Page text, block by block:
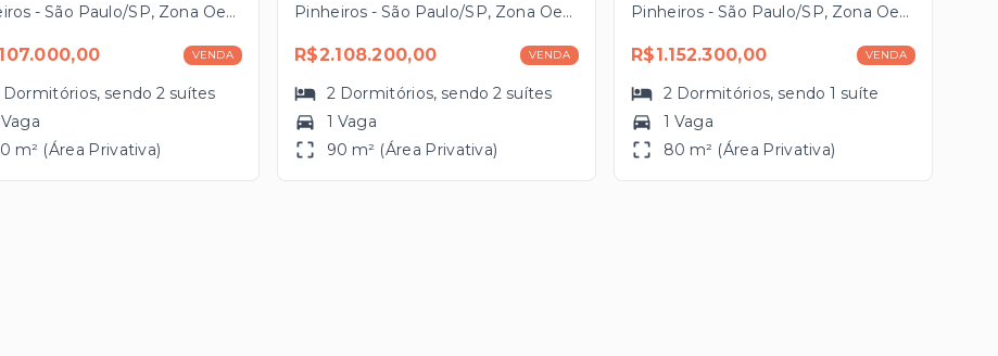
Pinheiros - São Paulo/SP, Zona Oeste
VENDA
Dormitórios, sendo2 suítes
m² (Área Privativa)
Pinheiros - São Paulo/SP, Zona Oeste
R$2.108.200,00 VENDA
2 Dormitórios, sendo2 suítes
1 Vaga
90 m² (Área Privativa)
Pinheiros - São Paulo/SP, Zona Oeste
R$1.152.300,00 VENDA
2 Dormitórios, sendo1 suíte
1 Vaga
80 m² (Área Privativa)